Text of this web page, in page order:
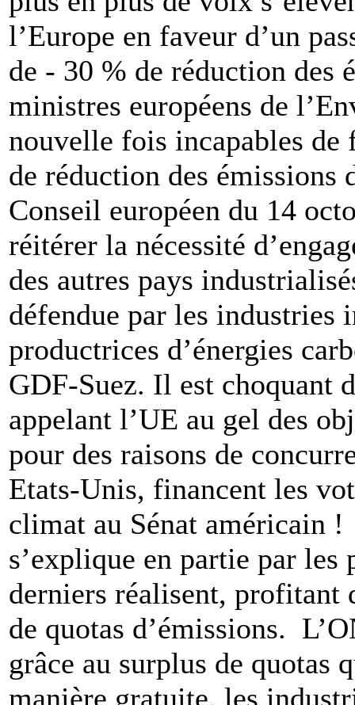
l’Europe en faveur d’un
de - 30 % de réduction des
ministres européens de
nouvelle fois incapables de
de réduction des émissions
Conseil européen du 14
réitérer la nécessité
des autres pays
défendue par les industries
productrices d’énergies
GDF-Suez. Il est choquant
appelant l’UE au gel des
pour des raisons de
Etats-Unis, financent les
climat au Sénat américain
s’explique en partie par
derniers réalisent, profitant
de quotas d’émissions.
grâce au surplus de quotas
manière gratuite, les